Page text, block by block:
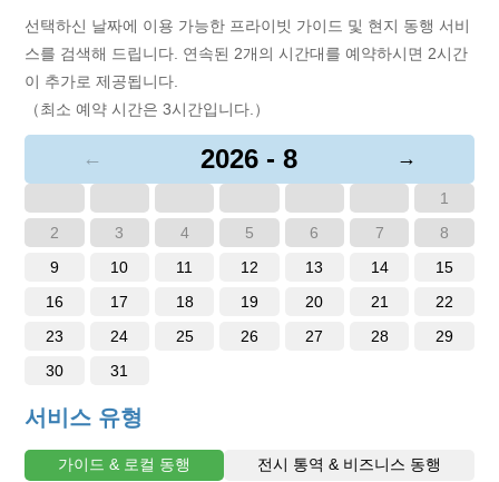
선택하신 날짜에 이용 가능한 프라이빗 가이드 및 현지 동행 서비
스를 검색해 드립니다. 연속된 2개의 시간대를 예약하시면 2시간
이 추가로 제공됩니다.
（최소 예약 시간은 3시간입니다.）
← 2026 - 8 →
1
2
3 4 5 6 7
8
9
10 11 12 13 14
15
16
17 18 19 20 21
22
23
24 25 26 27 28
29
30
31
서비스 유형
가이드 & 로컬 동행 전시 통역 & 비즈니스 동행